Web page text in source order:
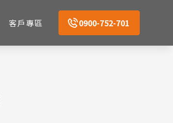
客戶專區 0900-752-701